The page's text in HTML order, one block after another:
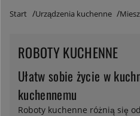
Start Urządzenia kuchenne
ROBOTY KUCHENNE
Ułatw sobie życie w
kuchennemu
Roboty kuchenne różnią się